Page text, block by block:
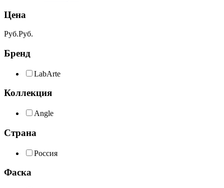
Цена
Руб.Руб.
Бренд
LabArte
Коллекция
Angle
Страна
Россия
Фаска